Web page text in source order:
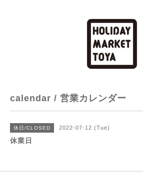
calendar / 営業カレンダー
休日/CLOSED 2022-07-12 (Tue)
休業日